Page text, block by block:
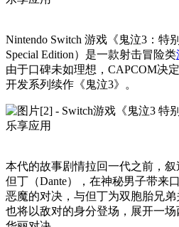
Nintendo Switch 游戏《鬼泣3：特
Special Edition）是一款射击冒险类
由于口碑未如理想，CAPCOM决
开发系列续作《鬼泣3》。
本代的故事剧情拉回一代之前，
但丁（Dante），在神秘男子带来
恶魔的对决，与但丁为双胞胎兄弟
也将以敌对的身分登场，展开一